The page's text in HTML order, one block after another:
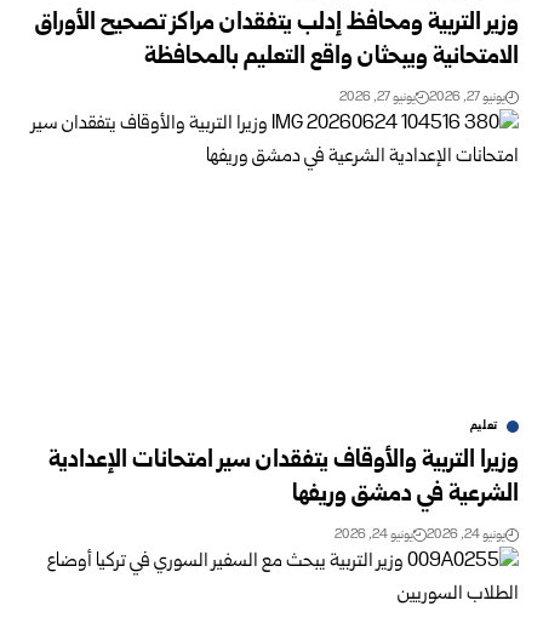
وزير التربية ومحافظ إدلب يتفقدان مراكز تصحيح الأوراق
الامتحانية ويبحثان واقع التعليم بالمحافظة
يونيو 27, 2026 يونيو 27, 2026
تعليم
وزيرا التربية والأوقاف يتفقدان سير امتحانات الإعدادية
الشرعية في دمشق وريفها ‏
يونيو 24, 2026 يونيو 24, 2026